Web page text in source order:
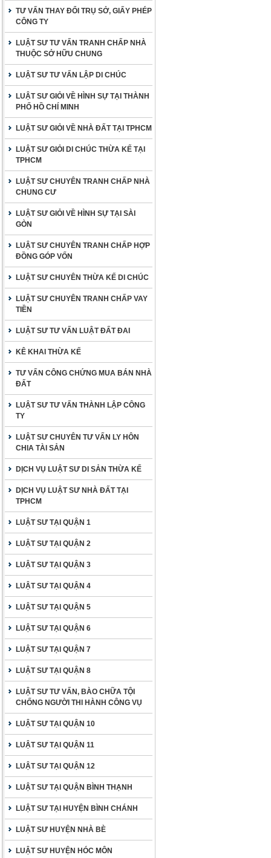
TƯ VẤN THAY ĐỔI TRỤ SỞ, GIẤY PHÉP
CÔNG TY
LUẬT SƯ TƯ VẤN TRANH CHẤP NHÀ
THUỘC SỞ HỮU CHUNG
LUẬT SƯ TƯ VẤN LẬP DI CHÚC
LUẬT SƯ GIỎI VỀ HÌNH SỰ TẠI THÀNH
PHỐ HỒ CHÍ MINH
LUẬT SƯ GIỎI VỀ NHÀ ĐẤT TẠI TPHCM
LUẬT SƯ GIỎI DI CHÚC THỪA KẾ TẠI
TPHCM
LUẬT SƯ CHUYÊN TRANH CHẤP NHÀ
CHUNG CƯ
LUẬT SƯ GIỎI VỀ HÌNH SỰ TẠI SÀI
GÒN
LUẬT SƯ CHUYÊN TRANH CHẤP HỢP
ĐỒNG GÓP VỐN
LUẬT SƯ CHUYÊN THỪA KẾ DI CHÚC
LUẬT SƯ CHUYÊN TRANH CHẤP VAY
TIỀN
LUẬT SƯ TƯ VẤN LUẬT ĐẤT ĐAI
KÊ KHAI THỪA KẾ
TƯ VẤN CÔNG CHỨNG MUA BÁN NHÀ
ĐẤT
LUẬT SƯ TƯ VẤN THÀNH LẬP CÔNG
TY
LUẬT SƯ CHUYÊN TƯ VẤN LY HÔN
CHIA TÀI SẢN
DỊCH VỤ LUẬT SƯ DI SẢN THỪA KẾ
DỊCH VỤ LUẬT SƯ NHÀ ĐẤT TẠI
TPHCM
LUẬT SƯ TẠI QUẬN 1
LUẬT SƯ TẠI QUẬN 2
LUẬT SƯ TẠI QUẬN 3
LUẬT SƯ TẠI QUẬN 4
LUẬT SƯ TẠI QUẬN 5
LUẬT SƯ TẠI QUẬN 6
LUẬT SƯ TẠI QUẬN 7
LUẬT SƯ TẠI QUẬN 8
LUẬT SƯ TƯ VẤN, BÀO CHỮA TỘI
CHỐNG NGƯỜI THI HÀNH CÔNG VỤ
LUẬT SƯ TẠI QUẬN 10
LUẬT SƯ TẠI QUẬN 11
LUẬT SƯ TẠI QUẬN 12
LUẬT SƯ TẠI QUẬN BÌNH THẠNH
LUẬT SƯ TẠI HUYỆN BÌNH CHÁNH
LUẬT SƯ HUYỆN NHÀ BÈ
LUẬT SƯ HUYỆN HÓC MÔN